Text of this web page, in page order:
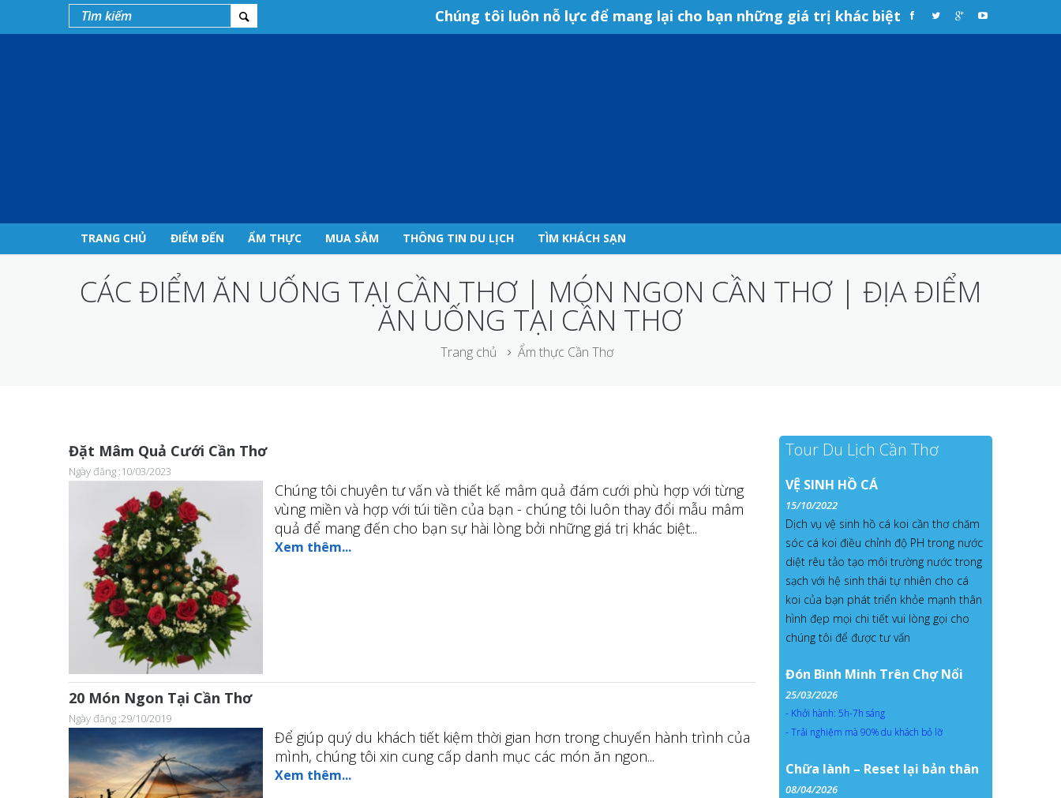
Chúng tôi luôn nỗ lực để mang lại cho bạn những giá trị khác biệt
TRANG CHỦ ĐIỂM ĐẾN ẨM THỰC MUA SẮM THÔNG TIN DU LỊCH TÌM KHÁCH SẠN
CÁC ĐIỂM ĂN UỐNG TẠI CẦN THƠ | MÓN NGON CẦN THƠ | ĐỊA ĐIỂM
ĂN UỐNG TẠI CẦN THƠ
Trang chủ Ẩm thực Cần Thơ
Đặt Mâm Quả Cưới Cần Thơ
Ngày đăng :10/03/2023
Chúng tôi chuyên tư vấn và thiết kế mâm quả đám cưới phù hợp với từng
vùng miền và hợp với túi tiền của bạn - chúng tôi luôn thay đổi mẫu mâm
quả để mang đến cho bạn sự hài lòng bởi những giá trị khác biệt...
Xem thêm...
20 Món Ngon Tại Cần Thơ
Ngày đăng :29/10/2019
Để giúp quý du khách tiết kiệm thời gian hơn trong chuyến hành trình của
mình, chúng tôi xin cung cấp danh mục các món ăn ngon...
Xem thêm...
Tour Du Lịch Cần Thơ
VỆ SINH HỒ CÁ
15/10/2022
Dịch vụ vệ sinh hồ cá koi cần thơ chăm
sóc cá koi điều chỉnh độ PH trong nước
diệt rêu tảo tạo môi trường nước trong
sạch với hệ sinh thái tự nhiên cho cá
koi của bạn phát triển khỏe mạnh thân
hình đẹp mọi chi tiết vui lòng gọi cho
chúng tôi để được tư vấn
Đón Bình Minh Trên Chợ Nổi
25/03/2026
- Khởi hành: 5h-7h sáng
- Trải nghiệm mà 90% du khách bỏ lỡ
Chữa lành – Reset lại bản thân
08/04/2026